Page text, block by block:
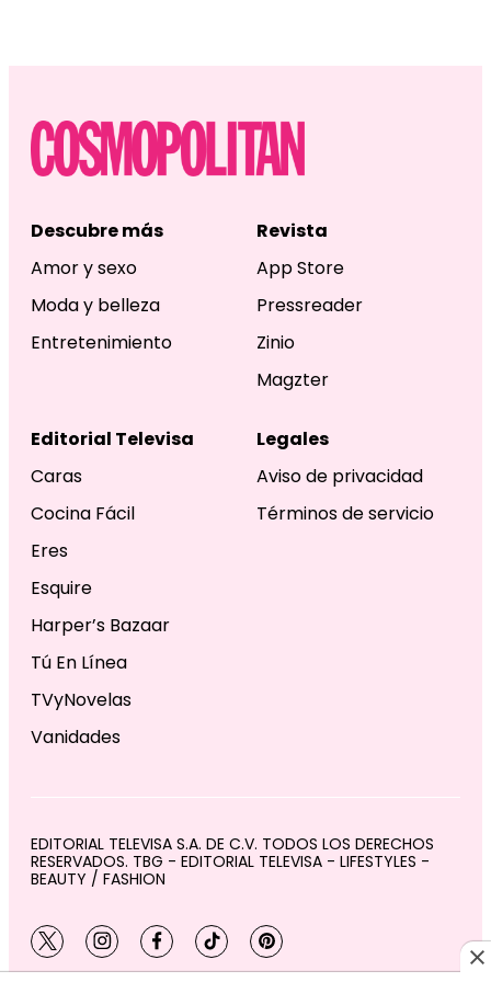
Descubre más
Amor y sexo
Moda y belleza
Entretenimiento
Revista
App Store
Pressreader
Zinio
Magzter
Editorial Televisa
Caras
Cocina Fácil
Eres
Esquire
Harper’s Bazaar
Tú En Línea
TVyNovelas
Vanidades
Legales
Aviso de privacidad
Términos de servicio
EDITORIAL TELEVISA S.A. DE C.V. TODOS LOS DERECHOS
RESERVADOS. TBG - EDITORIAL TELEVISA - LIFESTYLES -
BEAUTY / FASHION
twitterinstagram
facebooktiktokpinterest